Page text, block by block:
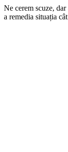
Ne cerem scuze,
a remedia situația